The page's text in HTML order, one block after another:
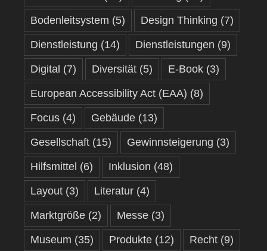
Bodenleitsystem (5) Design Thinking (7)
Dienstleistung (14) Dienstleistungen (9)
Digital (7) Diversität (5) E-Book (3)
European Accessibility Act (EAA) (8)
Focus (4) Gebäude (13)
Gesellschaft (15) Gewinnsteigerung (3)
Hilfsmittel (6) Inklusion (48)
Layout (3) Literatur (4)
Marktgröße (2) Messe (3)
Museum (35) Produkte (12) Recht (9)